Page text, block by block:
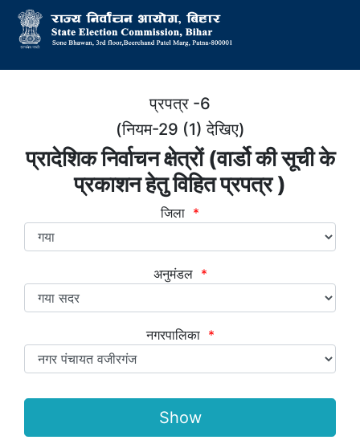
प्रपत्र -6
(नियम-29 (1) देखिए)
प्रादेशिक निर्वाचन क्षेत्रों (वार्डो की सूची के
प्रकाशन हेतु विहित प्रपत्र )
जिला *
अनुमंडल *
नगरपालिका *